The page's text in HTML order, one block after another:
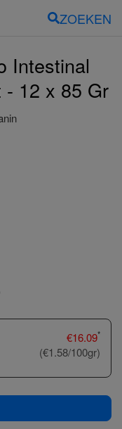
ZOEKEN
Intestinal
- 12 x 85 Gr
€16.09*
(€1.58/100gr)